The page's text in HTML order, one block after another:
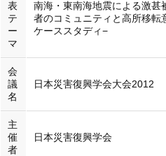
表
テ
ー
マ
南海・東南海地震による激甚
者のコミュニティと高所移
ケーススタディ−
会
議
名
日本災害復興学会大会2012
主
催
者
日本災害復興学会